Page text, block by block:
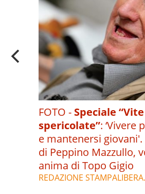
FOTO - Speciale “Vite
spericolate”: ‘Vivere
e mantenersi
di Peppino Mazzullo,
anima di Topo Gigio
REDAZIONE